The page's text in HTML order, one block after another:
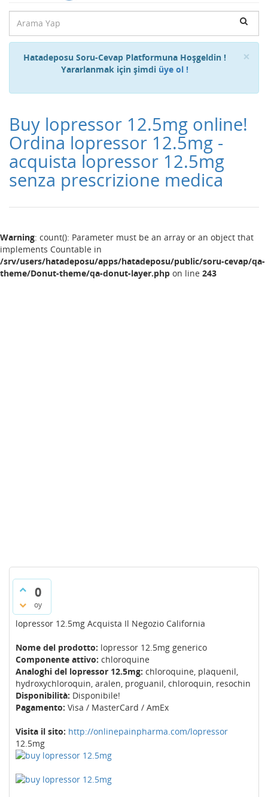
×
Hatadeposu Soru-Cevap Platformuna Hoşgeldin !
Yararlanmak için şimdi üye ol !
Buy lopressor 12.5mg online!
Ordina lopressor 12.5mg -
acquista lopressor 12.5mg
senza prescrizione medica
Warning: count(): Parameter must be an array or an object that
implements Countable in
/srv/users/hatadeposu/apps/hatadeposu/public/soru-cevap/qa-
theme/Donut-theme/qa-donut-layer.php on line 243
0
oy
lopressor 12.5mg Acquista Il Negozio California
Nome del prodotto: lopressor 12.5mg generico
Componente attivo: chloroquine
Analoghi del lopressor 12.5mg: chloroquine, plaquenil,
hydroxychloroquin, aralen, proguanil, chloroquin, resochin
Disponibilità: Disponibile!
Pagamento: Visa / MasterCard / AmEx
Visita il sito: http://onlinepainpharma.com/lopressor
12.5mg